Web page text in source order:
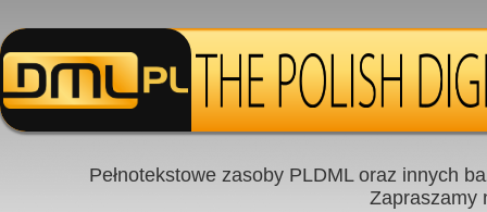
Pełnotekstowe zasoby PLDML oraz innych
Zapraszamy